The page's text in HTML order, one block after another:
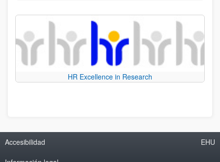
HR Excellence in Research
Accesibilidad EHU